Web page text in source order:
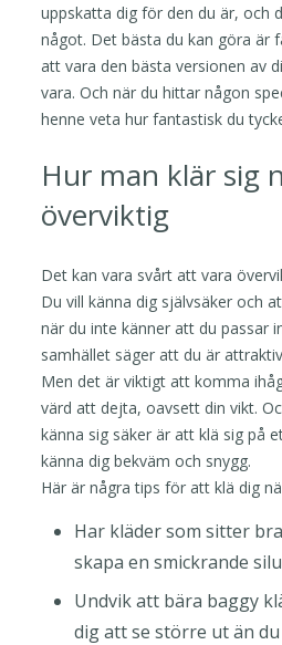
uppskatta dig för den du är, och
något. Det bästa du kan göra är
att vara den bästa versionen av
vara. Och när du hittar någon
henne veta hur fantastisk du
Hur man klär sig
överviktig
Det kan vara svårt att vara
Du vill känna dig självsäker och
när du inte känner att du passar
samhället säger att du är
Men det är viktigt att komma
värd att dejta, oavsett din vikt.
känna sig säker är att klä sig på
känna dig bekväm och snygg.
Här är några tips för att klä dig
Har kläder som sitter
skapa en smickrande
Undvik att bära baggy
dig att se större ut än du